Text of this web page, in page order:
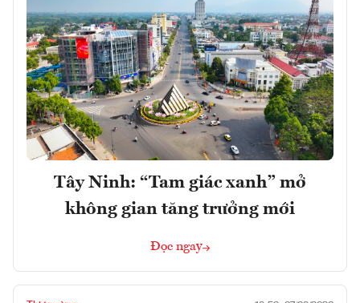
Tây Ninh: “Tam giác xanh” mở
không gian tăng trưởng mới
Đọc ngay